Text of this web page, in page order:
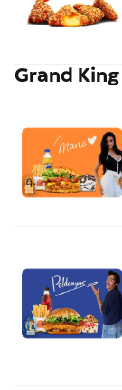
Grand King